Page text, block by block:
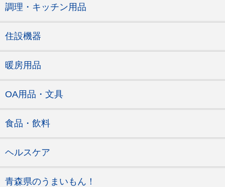
調理・キッチン用品
住設機器
暖房用品
OA用品・文具
食品・飲料
ヘルスケア
青森県のうまいもん！